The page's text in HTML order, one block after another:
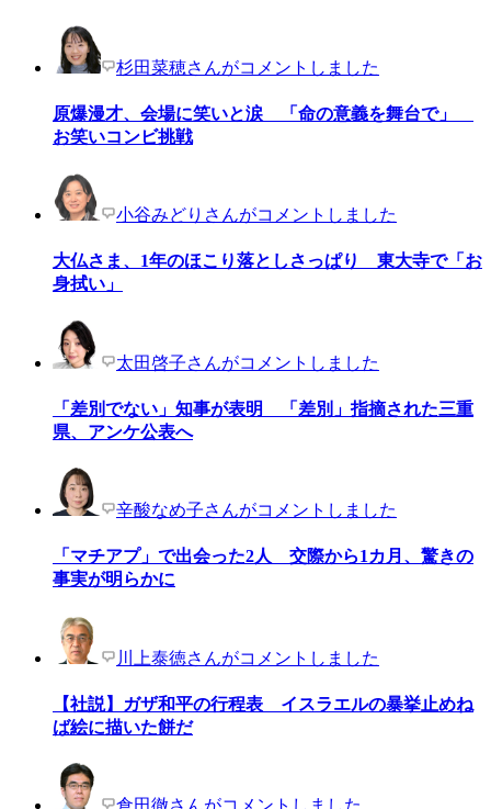
杉田菜穂さんがコメントしました
原爆漫才、会場に笑いと涙 「命の意義を舞台で」
お笑いコンビ挑戦
小谷みどりさんがコメントしました
大仏さま、1年のほこり落としさっぱり 東大寺で「お
身拭い」
太田啓子さんがコメントしました
「差別でない」知事が表明 「差別」指摘された三重
県、アンケ公表へ
辛酸なめ子さんがコメントしました
「マチアプ」で出会った2人 交際から1カ月、驚きの
事実が明らかに
川上泰徳さんがコメントしました
【社説】ガザ和平の行程表 イスラエルの暴挙止めね
ば絵に描いた餅だ